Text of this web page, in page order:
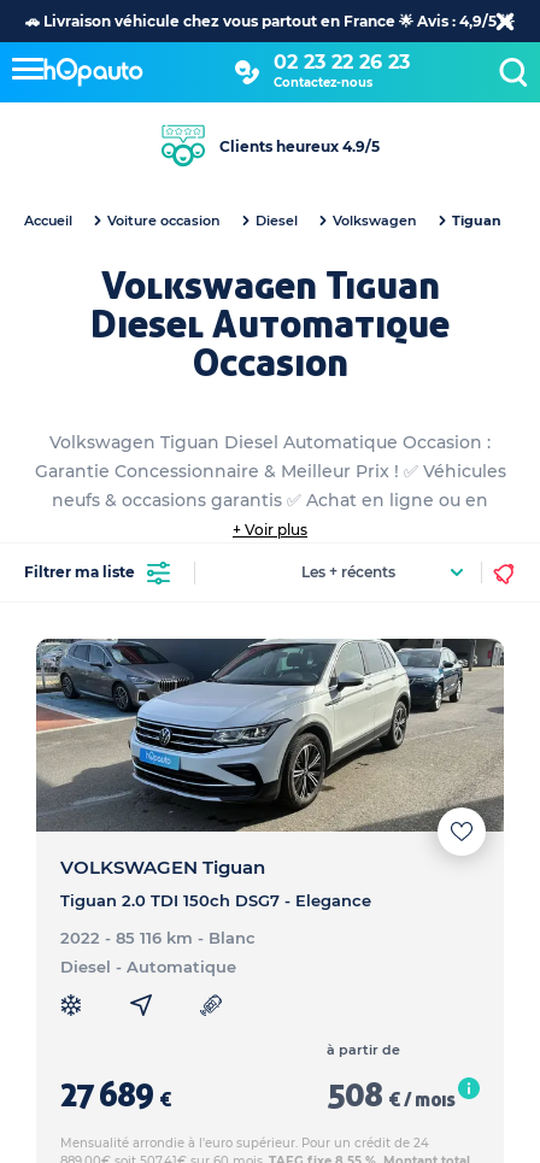
🚗 Livraison véhicule chez vous partout en France 🌟 Avis : 4,9/5 🌟
02 23 22 26 23
Contactez-nous
Clients heureux 4.9/5
Accueil Voiture occasion Diesel Volkswagen Tiguan
Volkswagen Tiguan
Diesel Automatique
Occasion
Volkswagen Tiguan Diesel Automatique Occasion :
Garantie Concessionnaire & Meilleur Prix ! ✅ Véhicules
neufs & occasions garantis ✅ Achat en ligne ou en
concession
+ Voir plus
Filtrer ma liste
VOLKSWAGEN Tiguan
Tiguan 2.0 TDI 150ch DSG7 - Elegance
2022 - 85 116 km - Blanc
Diesel - Automatique
27 689 €
à partir de
508 € / mois
Mensualité arrondie à l'euro supérieur. Pour un crédit de 24